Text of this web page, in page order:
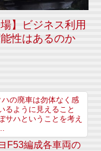
】ビジネス利用
性はあるのか
の廃車は勿体なく感
るように見えること
サハということを考え
F53編成各車両の